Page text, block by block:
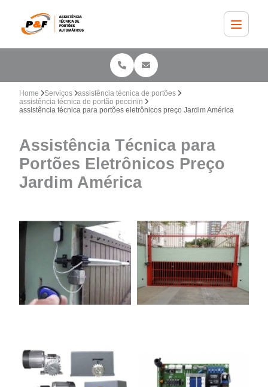
Home Serviços
assistência técnica de portões
assistência técnica de portão peccinin
assistência técnica para portões eletrônicos preço Jardim América
Assistência Técnica para
Portões Eletrônicos Preço
Jardim América